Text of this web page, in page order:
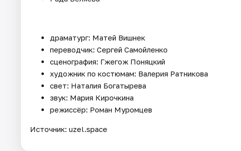
драматург: Матей Вишнек
переводчик: Сергей Самойленко
сценография: Гжегож Поняцкий
художник по костюмам: Валерия Ратникова
свет: Наталия Богатырева
звук: Мария Кирочкина
режиссёр: Роман Муромцев
Источник: uzel.space